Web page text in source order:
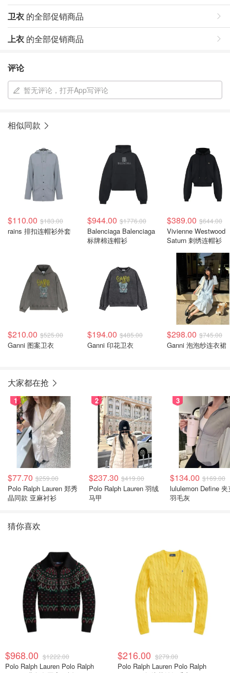
卫衣 的全部促销商品
上衣 的全部促销商品
评论
暂无评论，打开App写评论
相似同款
$110.00 $183.00
rains 排扣连帽衫外套
$944.00 $1776.00
Balenciaga Balenciaga
标牌棉连帽衫
$389.00 $644.00
Vivienne Westwood
Saturn 刺绣连帽衫
$210.00 $525.00
Ganni 图案卫衣
$194.00 $485.00
Ganni 印花卫衣
$298.00 $745.00
Ganni 泡泡纱连衣裙
大家都在抢
1
$77.70 $259.00
Polo Ralph Lauren 郑秀
晶同款 亚麻衬衫
2
$237.30 $419.00
Polo Ralph Lauren 羽绒
马甲
3
$134.00 $169.00
lululemon Define 夹
羽毛灰
猜你喜欢
$968.00 $1222.00
Polo Ralph Lauren Polo Ralph
$216.00 $279.00
Polo Ralph Lauren Polo Ralph